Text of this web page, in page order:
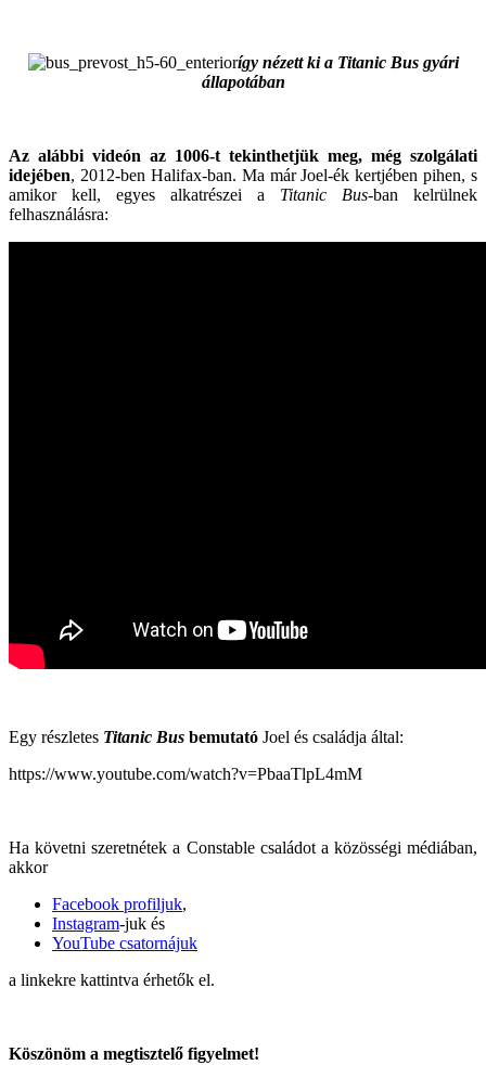
így nézett ki a Titanic Bus gyári
állapotában
Az alábbi videón az 1006-t tekinthetjük meg, még szolgálati
idejében, 2012-ben Halifax-ban. Ma már Joel-ék kertjében pihen, s
amikor kell, egyes alkatrészei a Titanic Bus-ban kelrülnek
felhasználásra:
Egy részletes Titanic Bus bemutató Joel és családja által:
https://www.youtube.com/watch?v=PbaaTlpL4mM
Ha követni szeretnétek a Constable családot a közösségi médiában,
akkor
Facebook profiljuk,
Instagram-juk és
YouTube csatornájuk
a linkekre kattintva érhetők el.
Köszönöm a megtisztelő figyelmet!